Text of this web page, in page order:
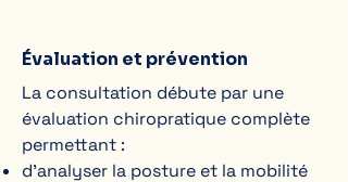
Évaluation et prévention
La consultation débute par une
évaluation chiropratique complète
permettant :
d’analyser la posture et la mobilité